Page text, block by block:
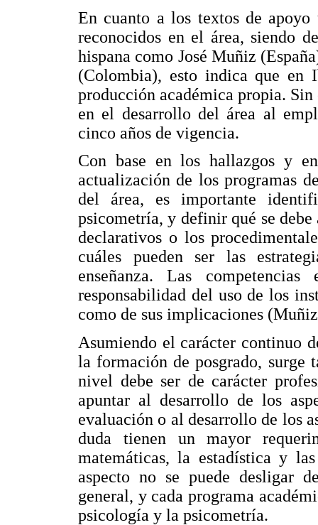
En cuanto a los textos de
reconocidos en el área, siendo
hispana como José Muñiz
(Colombia), esto indica que en
producción académica propia.
en el desarrollo del área al
cinco años de vigencia.
Con base en los hallazgos y
actualización de los programas
del área, es importante
psicometría, y definir qué se
declarativos o los
cuáles pueden ser las
enseñanza. Las
responsabilidad del uso de los
como de sus implicaciones
Asumiendo el carácter continuo
la formación de posgrado, surge
nivel debe ser de carácter
apuntar al desarrollo de los
evaluación o al desarrollo de los
duda tienen un mayor
matemáticas, la estadística y
aspecto no se puede desligar
general, y cada programa
psicología y la psicometría.